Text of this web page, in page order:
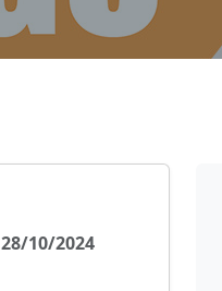
28/10/2024